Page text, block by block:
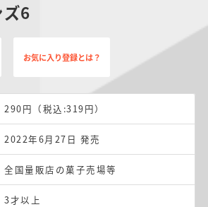
6
お気に入り登録とは？
290円（税込:319円）
2022年6月27日 発売
全国量販店の菓子売場等
3才以上